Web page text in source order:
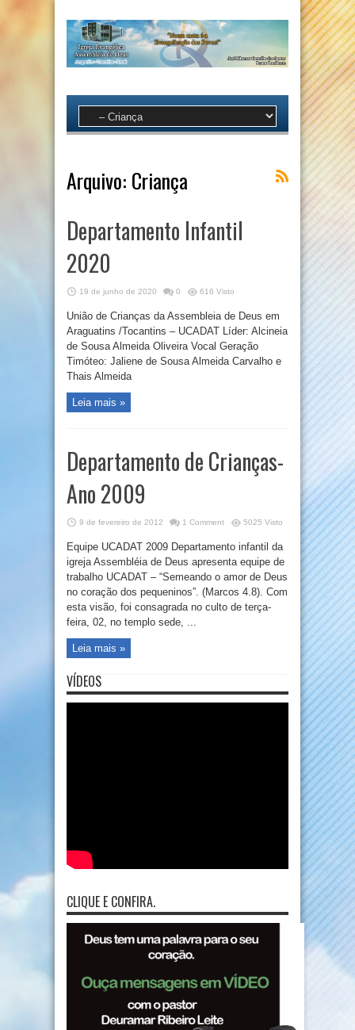
Arquivo: Criança
Departamento Infantil
2020
19 de junho de 2020 0 616 Visto
União de Crianças da Assembleia de Deus em
Araguatins /Tocantins – UCADAT Líder: Alcineia
de Sousa Almeida Oliveira Vocal Geração
Timóteo: Jaliene de Sousa Almeida Carvalho e
Thais Almeida
Leia mais »
Departamento de Crianças-
Ano 2009
9 de fevereiro de 2012 1 Comment 5025 Visto
Equipe UCADAT 2009 Departamento infantil da
igreja Assembléia de Deus apresenta equipe de
trabalho UCADAT – “Semeando o amor de Deus
no coração dos pequeninos”. (Marcos 4.8). Com
esta visão, foi consagrada no culto de terça-
feira, 02, no templo sede, ...
Leia mais »
VÍDEOS
CLIQUE E CONFIRA.